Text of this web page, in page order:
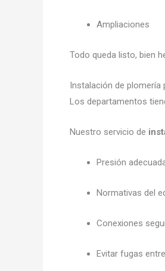
Ampliaciones
Todo queda listo, bien
Instalación de
Los departamentos
Nuestro servicio de
Presión
Normativas del
Conexiones
Evitar fugas